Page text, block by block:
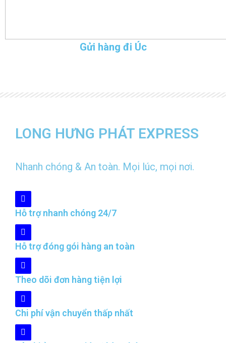
Gửi hàng đi Úc
LONG HƯNG PHÁT EXPRESS
Nhanh chóng & An toàn. Mọi lúc, mọi nơi.
Hỗ trợ nhanh chóng 24/7
Hỗ trợ đóng gói hàng an toàn
Theo dõi đơn hàng tiện lợi
Chi phí vận chuyển thấp nhất